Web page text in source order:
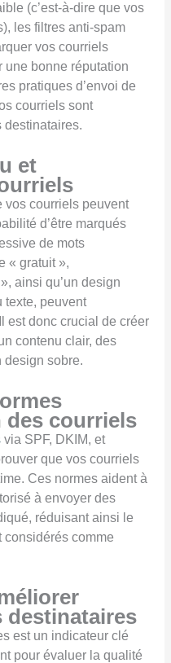
(c’est-à-dire que vos
les filtres anti-spam
vos courriels
une bonne réputation
pratiques d’envoi de
courriels sont
destinataires.
et
vos courriels peuvent
d’être marqués
de mots
« gratuit »,
ainsi qu’un design
texte, peuvent
est donc crucial de créer
contenu clair, des
design sobre.
des courriels
via SPF, DKIM, et
que vos courriels
Ces normes aident à
à envoyer des
réduisant ainsi le
considérés comme
destinataires
est un indicateur clé
pour évaluer la qualité